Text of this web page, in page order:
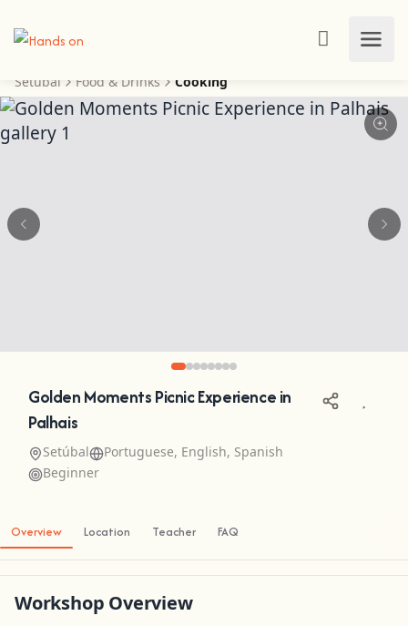
Setúbal Food & Drinks Cooking
Golden Moments Picnic Experience in
Palhais
Setúbal
Portuguese, English, Spanish
Beginner
Overview Location Teacher FAQ
Workshop Overview